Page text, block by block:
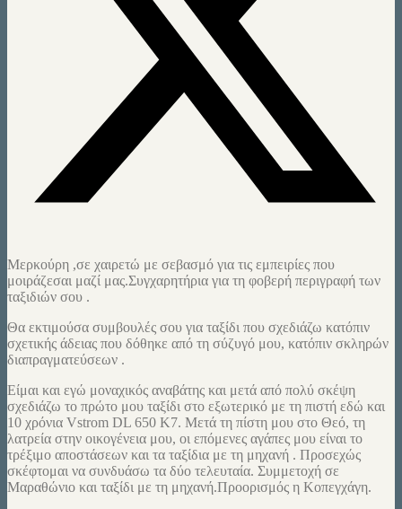
Μερκούρη ,σε χαιρετώ με σεβασμό για τις εμπειρίες που
μοιράζεσαι μαζί μας.Συγχαρητήρια για τη φοβερή περιγραφή των
ταξιδιών σου .
Θα εκτιμούσα συμβουλές σου για ταξίδι που σχεδιάζω κατόπιν
σχετικής άδειας που δόθηκε από τη σύζυγό μου, κατόπιν σκληρών
διαπραγματεύσεων .
Είμαι και εγώ μοναχικός αναβάτης και μετά από πολύ σκέψη
σχεδιάζω το πρώτο μου ταξίδι στο εξωτερικό με τη πιστή εδώ και
10 χρόνια Vstrom DL 650 Κ7. Μετά τη πίστη μου στο Θεό, τη
λατρεία στην οικογένεια μου, οι επόμενες αγάπες μου είναι το
τρέξιμο αποστάσεων και τα ταξίδια με τη μηχανή . Προσεχώς
σκέφτομαι να συνδυάσω τα δύο τελευταία. Συμμετοχή σε
Μαραθώνιο και ταξίδι με τη μηχανή.Προορισμός η Κοπεγχάγη.